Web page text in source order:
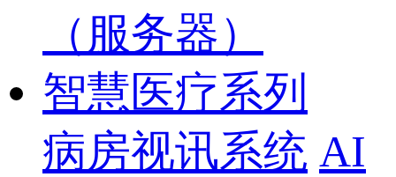
（服务器）
智慧医疗系列
病房视讯系统 AI